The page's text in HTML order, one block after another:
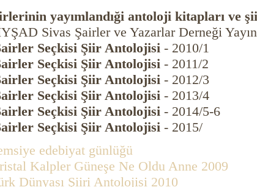
yayımlandıği antoloji kitapları ve
Sivas Şairler ve Yazarlar Derneği
Seçkisi Şiir Antolojisi- 2010/1
Seçkisi Şiir Antolojisi- 2011/2
Seçkisi Şiir Antolojisi- 2012/3
Seçkisi Şiir Antolojisi- 2013/4
Seçkisi Şiir Antolojisi- 2014/5-6
Seçkisi Şiir Antolojisi- 2015/
edebiyat günlüğü
Kalpler Güneşe Ne Oldu Anne 2009
Dünyası Şiiri Antolojisi 2010